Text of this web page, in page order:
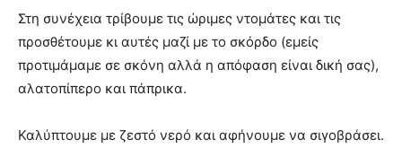
Στη συνέχεια τρίβουμε τις ώριμες ντομάτες και τις
προσθέτουμε κι αυτές μαζί με το σκόρδο (εμείς
προτιμάμαμε σε σκόνη αλλά η απόφαση είναι δική σας),
αλατοπίπερο και πάπρικα.
Καλύπτουμε με ζεστό νερό και αφήνουμε να σιγοβράσει.